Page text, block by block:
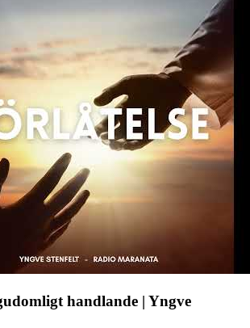
handlande | Yngve